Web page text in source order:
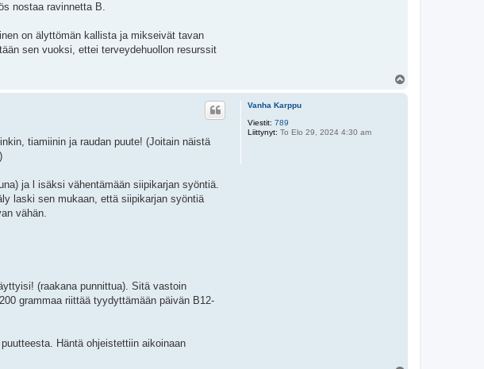
nostaa ravinnetta B.
on älyttömän kallista ja mikseivät tavan
sen vuoksi, ettei terveydehuollon resurssit
Vanha Karppu
Viestit: 789
Liittynyt: To Elo 29, 2024 4:30 am
tiamiinin ja raudan puute! (Joitain näistä
ja l isäksi vähentämään siipikarjan syöntiä.
laski sen mukaan, että siipikarjan syöntiä
vähän.
(raakana punnittua). Sitä vastoin
grammaa riittää tyydyttämään päivän B12-
Häntä ohjeistettiin aikoinaan